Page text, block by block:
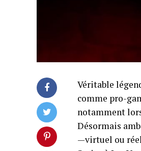
Véritable
comme pro-
notamment
Désormais
—virtuel ou